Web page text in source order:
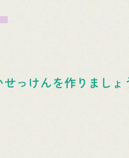
っけんを作りましょ